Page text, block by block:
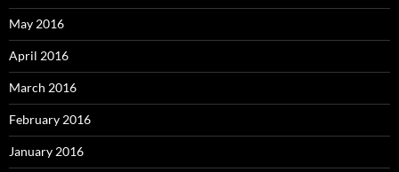
May 2016
April 2016
March 2016
February 2016
January 2016